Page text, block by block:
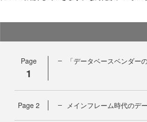
Page
1
「データベースベンダ
Page 2 メインフレーム時代のデ